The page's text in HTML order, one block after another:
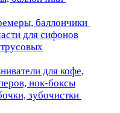
баллончики
для сифонов
для кофе,
нок-боксы
зубочистки